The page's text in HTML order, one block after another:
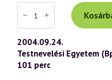
Váradi
Tibor
előadás
(350)
—
Az
öngyógyítás
ábécéje
47.
2004.09.24.
Testnevelési Egyetem
101 perc